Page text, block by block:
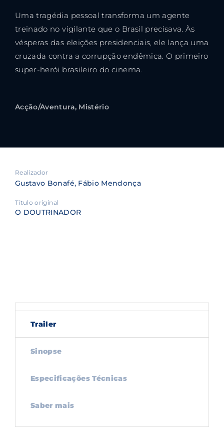
Uma tragédia pessoal transforma um agente
treinado no vigilante que o Brasil precisava. Às
vésperas das eleições presidenciais, ele lança uma
cruzada contra a corrupção endêmica. O primeiro
super-herói brasileiro do cinema.
Acção/Aventura Mistério
Realizador
Gustavo Bonafé Fábio Mendonça
Título original
O DOUTRINADOR
Trailer
Sinopse
Especificações Técnicas
Saber mais